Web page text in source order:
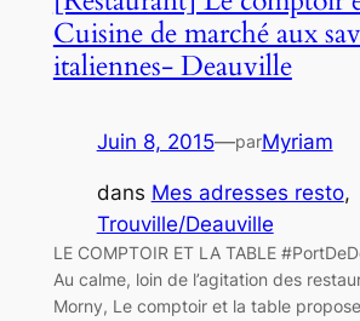
Cuisine de marché aux
italiennes- Deauville
Juin 8, 2015—parMyriam
dans Mes adresses resto
Trouville/Deauville
LE COMPTOIR ET LA TABLE
Au calme, loin de l’agitation des
Morny, Le comptoir et la table